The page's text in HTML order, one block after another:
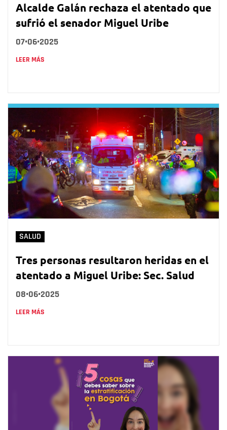
Alcalde Galán rechaza el atentado que
sufrió el senador Miguel Uribe
07•06•2025
LEER MÁS
SALUD
Tres personas resultaron heridas en el
atentado a Miguel Uribe: Sec. Salud
08•06•2025
LEER MÁS